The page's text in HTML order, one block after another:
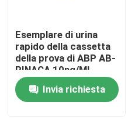
Contattici
Notizie
Esemplare di urina
rapido della cassetta
della prova di ABP AB-
PINACA 10ng/ML
Invia richiesta